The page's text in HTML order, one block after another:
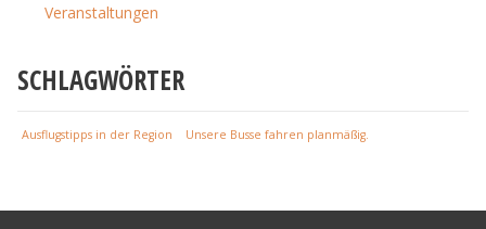
Veranstaltungen
SCHLAGWÖRTER
Ausflugstipps in der Region Unsere Busse fahren planmäßig.